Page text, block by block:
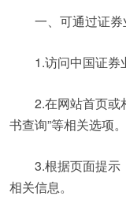
一、可通过证券
1.访问中国证券
2.在网站首页或
书查询”等相关选项。
3.根据页面提示
相关信息。